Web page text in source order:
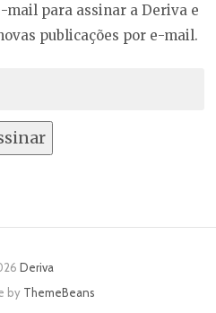
mail para assinar a Deriva e
publicações por e-mail.
Deriva
by ThemeBeans